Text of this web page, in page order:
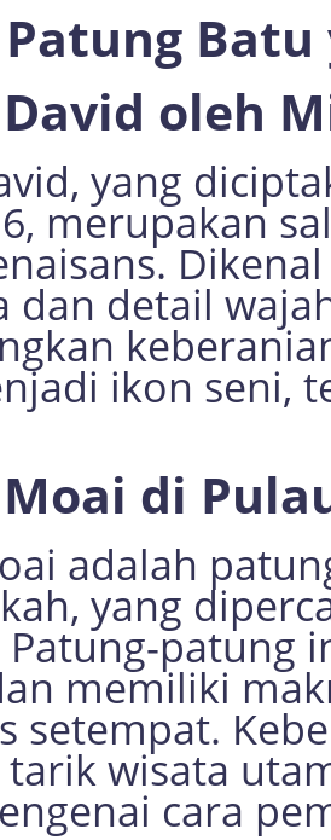
oleh
yang
merupakan
dan detail
ikon seni,
di
adalah
yang
Patung-patung
memiliki
setempat.
tarik wisata
cara